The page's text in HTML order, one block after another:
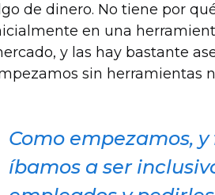
de dinero. No tiene por
en una
y las hay bastante
sin herramientas
Como empezamos,
íbamos a ser